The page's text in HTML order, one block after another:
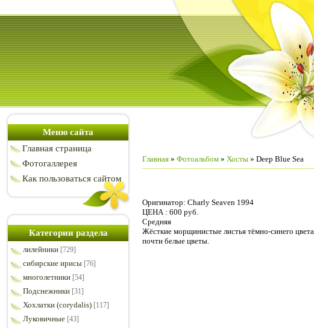
Меню сайта
Главная страница
Фотогаллерея
Как пользоваться сайтом
Категории раздела
лилейники [729]
сибирские ирисы [76]
многолетники [54]
Подснежники [31]
Хохлатки (corydalis) [117]
Луковичные [43]
Главная » Фотоальбом » Хосты » Deep Blue Sea
Оригинатор: Charly Seaven 1994
ЦЕНА : 600 руб.
Средняя
Жёсткие морщинистые листья тёмно-синего цвета,
почти белые цветы.